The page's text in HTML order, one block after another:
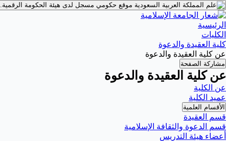
موقع حكومي مسجل لدى هيئة الحكومة الرقمية.
الرئيسية
الكليات
كلية العقيدة والدعوة
عن كلية العقيدة والدعوة
مشاركة الصفحة
عن كلية العقيدة والدعوة
عن الكلية
عميد الكلية
الأقسام العلمية
قسم العقيدة
قسم الدعوة والثقافة الإسلامية
أعضاء هيئة التدريس